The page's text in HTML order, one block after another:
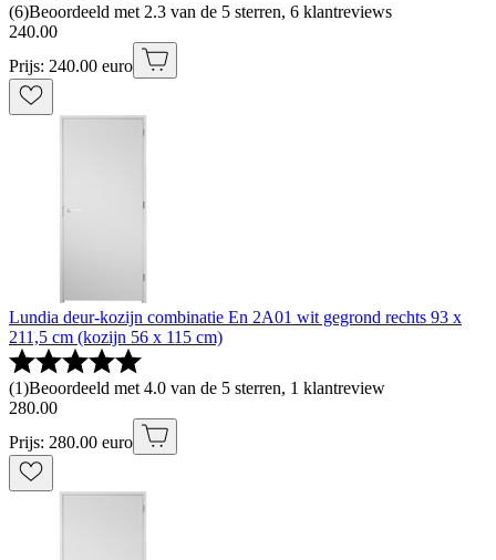
(6)Beoordeeld met 2.3 van de 5 sterren, 6 klantreviews
240.00
Prijs: 240.00 euro
Lundia deur-kozijn combinatie En 2A01 wit gegrond rechts 93 x
211,5 cm (kozijn 56 x 115 cm)
(1)Beoordeeld met 4.0 van de 5 sterren, 1 klantreview
280.00
Prijs: 280.00 euro